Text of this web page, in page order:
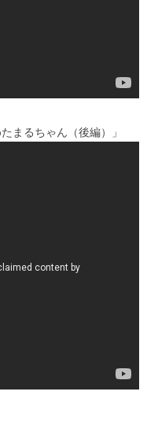
まるちゃん（後編）」